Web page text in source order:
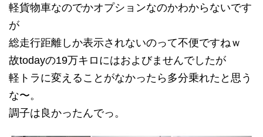
軽貨物車なのでかオプションなのかわからないです
が
総走行距離しか表示されないのって不便ですねｗ
故todayの19万キロにはおよびませんでしたが
軽トラに変えることがなかったら多分乗れたと思う
な〜。
調子は良かったんでっ。